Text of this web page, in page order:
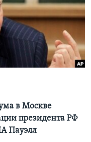
в Москве
президента РФ
Пауэлл